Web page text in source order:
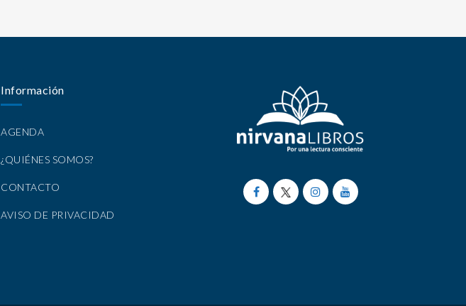
Información
AGENDA
¿QUIÉNES SOMOS?
CONTACTO
AVISO DE PRIVACIDAD